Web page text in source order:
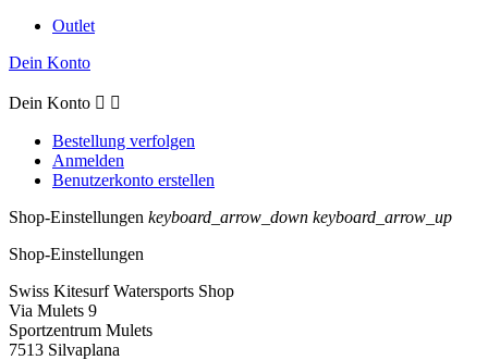
Outlet
Dein Konto
Dein Konto  
Bestellung verfolgen
Anmelden
Benutzerkonto erstellen
Shop-Einstellungen keyboard_arrow_down keyboard_arrow_up
Shop-Einstellungen
Swiss Kitesurf Watersports Shop
Via Mulets 9
Sportzentrum Mulets
7513 Silvaplana